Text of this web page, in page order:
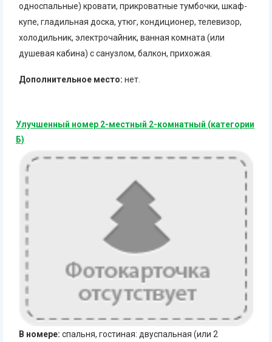
односпальные) кровати, прикроватные тумбочки, шкаф-
купе, гладильная доска, утюг, кондиционер, телевизор,
холодильник, электрочайник, ванная комната (или
душевая кабина) с санузлом, балкон, прихожая.
Дополнительное место: нет.
Улучшенный номер 2-местный 2-комнатный (категории
Б)
В номере: спальня, гостиная: двуспальная (или 2